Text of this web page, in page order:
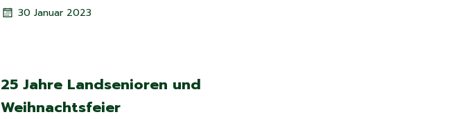
30 Januar 2023
25 Jahre Landsenioren und
Weihnachtsfeier